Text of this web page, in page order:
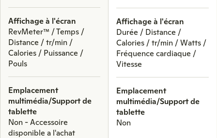
Affichage à l'écran
RevMeter™ / Temps /
Distance / tr/min /
Calories / Puissance /
Pouls
Emplacement
multimédia/Support de
tablette
Non - Accessoire
disponible a l'achat
Affichage à l'écran
Durée / Distance /
Calories / tr/min / Watts /
Fréquence cardiaque /
Vitesse
Emplacement
multimédia/Support de
tablette
Non